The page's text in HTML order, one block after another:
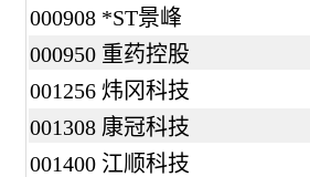
000908 *ST景峰
000950 重药控股
001256 炜冈科技
001308 康冠科技
001400 江顺科技